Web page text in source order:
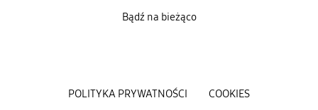
POLITYKA PRYWATNOŚCI COOKIES
Bądź na bieżąco